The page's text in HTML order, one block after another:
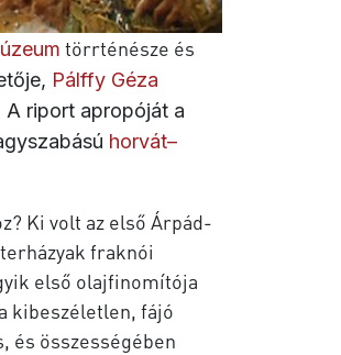
törrténésze és
Pálffy Géza
riport apropóját a
horvát–
Ki volt az első Árpád-
fraknói
első olajfinomítója
kibeszéletlen, fájó
és összességében